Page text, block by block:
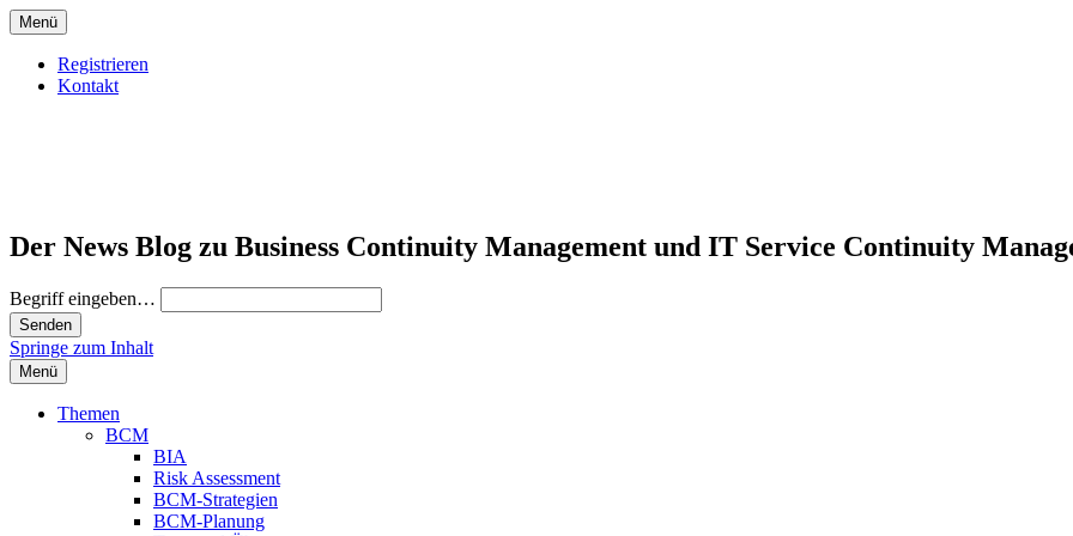
Menü
Registrieren
Kontakt
Der News Blog zu Business Continuity Management und IT Service Continuity
Begriff eingeben…
Springe zum Inhalt
Menü
Themen
BCM
BIA
Risk Assessment
BCM-Strategien
BCM-Planung